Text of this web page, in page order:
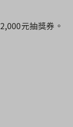
2,000元抽獎券。